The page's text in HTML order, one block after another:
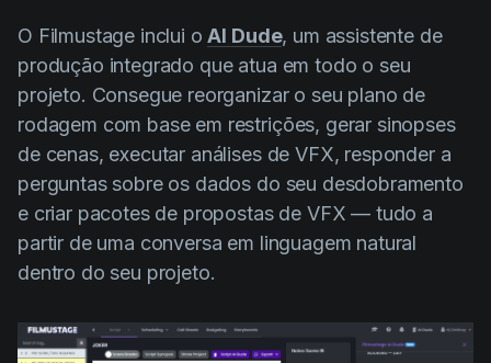
O Filmustage inclui oAI Dude, um assistente de
produção integrado que atua em todo o seu
projeto. Consegue reorganizar o seu plano de
rodagem com base em restrições, gerar sinopses
de cenas, executar análises de VFX, responder a
perguntas sobre os dados do seu desdobramento
e criar pacotes de propostas de VFX — tudo a
partir de uma conversa em linguagem natural
dentro do seu projeto.